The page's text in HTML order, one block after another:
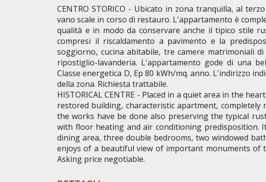
CENTRO STORICO - Ubicato in zona tranquilla, al
vano scale in corso di restauro. L'appartamento è
qualità e in modo da conservare anche il tipico stile
compresi il riscaldamento a pavimento e la
soggiorno, cucina abitabile, tre camere matrimoniali
ripostiglio-lavanderia. L'appartamento gode di una
Classe energetica D, Ep 80 kWh/mq. anno. L'indirizzo
della zona. Richiesta trattabile.
HISTORICAL CENTRE - Placed in a quiet area in the
restored building, characteristic apartment,
the works have be done also preserving the typical
with floor heating and air conditioning predisposition.
dining area, three double bedrooms, two windowed
enjoys of a beautiful view of important monuments of
Asking price negotiable.